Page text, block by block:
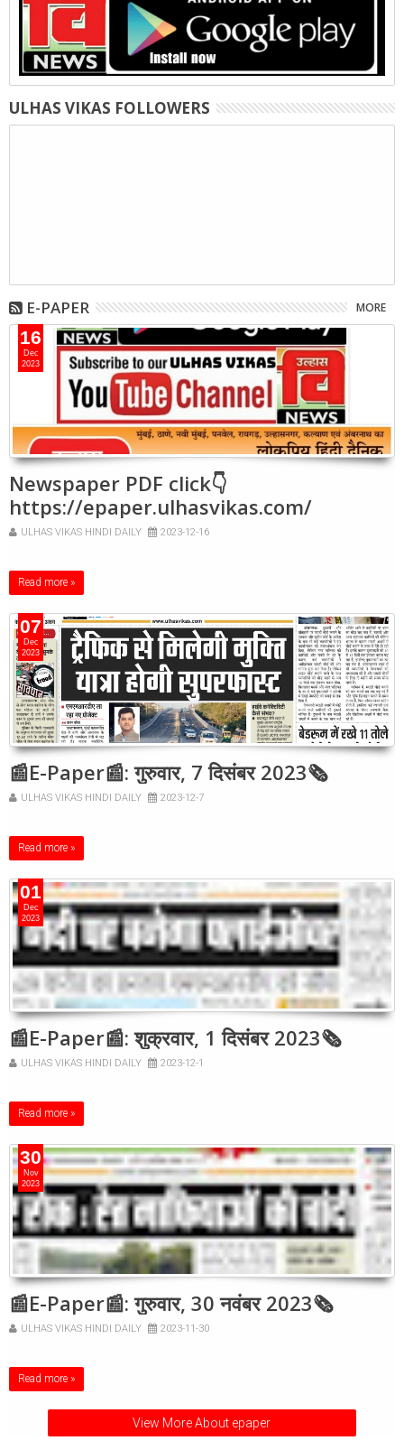
ULHAS VIKAS FOLLOWERS
E-PAPER MORE
16
Dec
2023
Newspaper PDF click👇
https://epaper.ulhasvikas.com/
ULHAS VIKAS HINDI DAILY 2023-12-16
Read more »
07
Dec
2023
📰E-Paper📰: गुरुवार, 7 दिसंबर 2023🗞
ULHAS VIKAS HINDI DAILY 2023-12-7
Read more »
01
Dec
2023
📰E-Paper📰: शुक्रवार, 1 दिसंबर 2023🗞
ULHAS VIKAS HINDI DAILY 2023-12-1
Read more »
30
Nov
2023
📰E-Paper📰: गुरुवार, 30 नवंबर 2023🗞
ULHAS VIKAS HINDI DAILY 2023-11-30
Read more »
View More About epaper